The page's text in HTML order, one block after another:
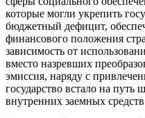
которые могли укрепить
бюджетный дефицит,
финансового положения
зависимость от
вместо назревших
эмиссия, наряду с
государство встало на путь
внутренних заемных